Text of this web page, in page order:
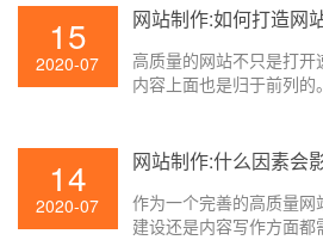
节，即网站导航的设计。
15
2020-07
网站制作:如何打造网
高质量的网站不只是打
内容上面也是归于前列
要了。那网站制作怎么打
14
2020-07
网站制作:什么因素会
作为一个完善的高质量
建设还是内容写作方面